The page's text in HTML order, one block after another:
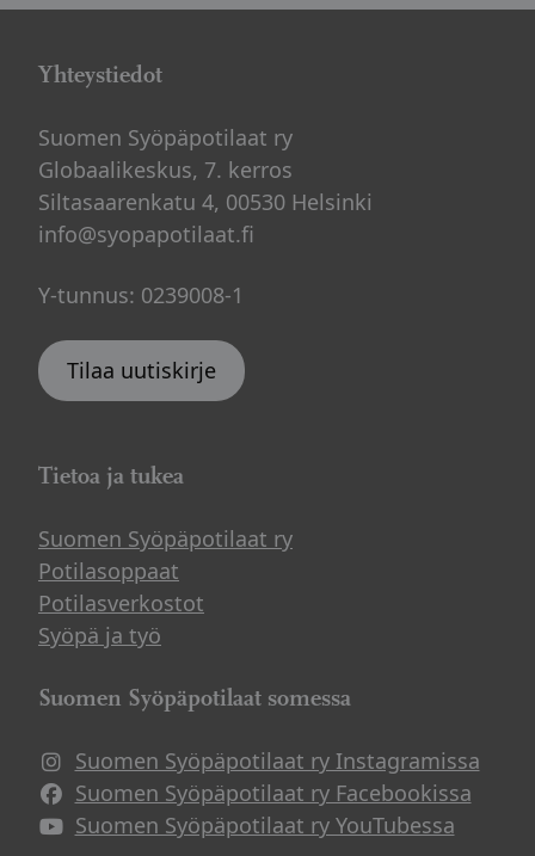
Yhteystiedot
Suomen Syöpäpotilaat ry
Globaalikeskus, 7. kerros
Siltasaarenkatu 4, 00530 Helsinki
info@syopapotilaat.fi
Y-tunnus: 0239008-1
Tilaa uutiskirje
Tietoa ja tukea
Suomen Syöpäpotilaat ry
Potilasoppaat
Potilasverkostot
Syöpä ja työ
Suomen Syöpäpotilaat somessa
Suomen Syöpäpotilaat ry Instagramissa
Suomen Syöpäpotilaat ry Facebookissa
Suomen Syöpäpotilaat ry YouTubessa